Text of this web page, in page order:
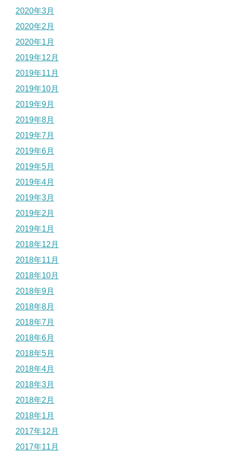
2020年3月
2020年2月
2020年1月
2019年12月
2019年11月
2019年10月
2019年9月
2019年8月
2019年7月
2019年6月
2019年5月
2019年4月
2019年3月
2019年2月
2019年1月
2018年12月
2018年11月
2018年10月
2018年9月
2018年8月
2018年7月
2018年6月
2018年5月
2018年4月
2018年3月
2018年2月
2018年1月
2017年12月
2017年11月